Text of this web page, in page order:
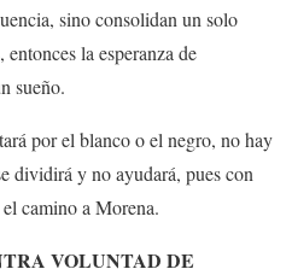
sino consolidan un solo
la esperanza de
sueño.
por el blanco o el negro, no hay
dividirá y no ayudará, pues con
camino a Morena.
VOLUNTAD DE